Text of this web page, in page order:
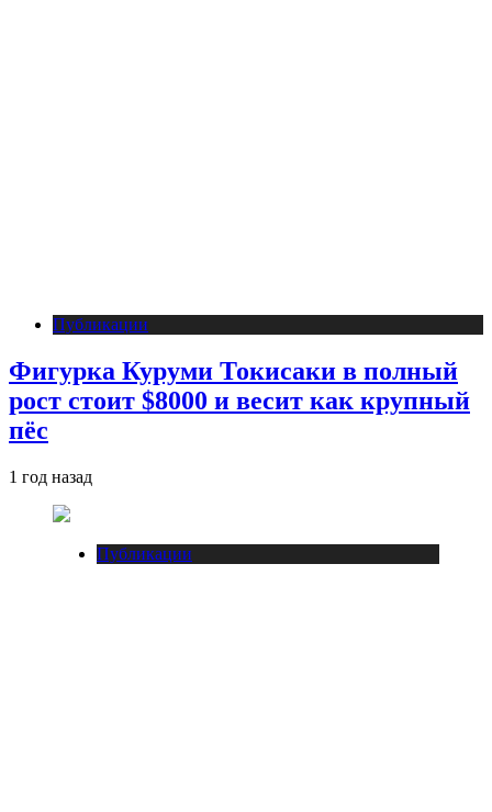
Публикации
Фигурка Куруми Токисаки в полный
рост стоит $8000 и весит как крупный
пёс
1 год назад
Публикации